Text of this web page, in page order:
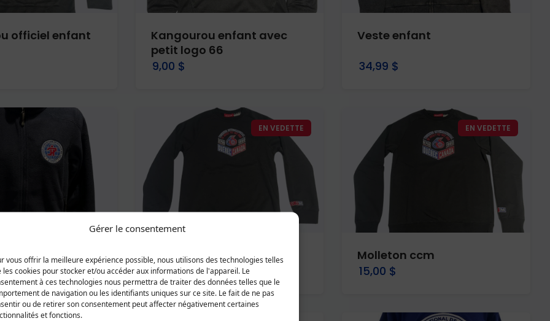
Gérer le consentement
vous offrir la meilleure expérience possible, nous utilisons des technologies telles
les cookies pour stocker et/ou accéder aux informations de l'appareil. Le
à ces technologies nous permettra de traiter des données telles que le
de navigation ou les identifiants uniques sur ce site. Le fait de ne pas
ou de retirer son consentement peut affecter négativement certaines
et fonctions.
officiel enfant
Kangourou enfant avec
petit logo 66
9,00 $
Veste enfant
34,99 $
pour femme
EN VEDETTE
Molleton enfant ccm
15,00 $
EN VEDETTE
Molleton ccm
15,00 $